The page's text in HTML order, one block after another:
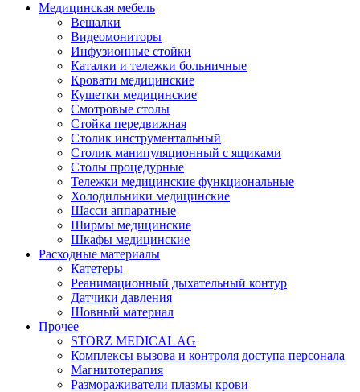
Медицинская мебель
Вешалки
Видеомониторы
Инфузионные стойки
Каталки и тележки больничные
Кровати медицинские
Кушетки медицинские
Смотровые столы
Стойка передвижная
Столик инструментальный
Столик манипуляционный с ящиками
Столы процедурные
Тележки медицинские функциональные
Холодильники медицинские
Шасси аппаратные
Ширмы медицинские
Шкафы медицинские
Расходные материалы
Катетеры
Реанимационный дыхательный контур
Датчики давления
Шовный материал
Прочее
STORZ MEDICAL AG
Комплексы вызова и контроля доступа персонала
Магнитотерапия
Размораживатели плазмы крови